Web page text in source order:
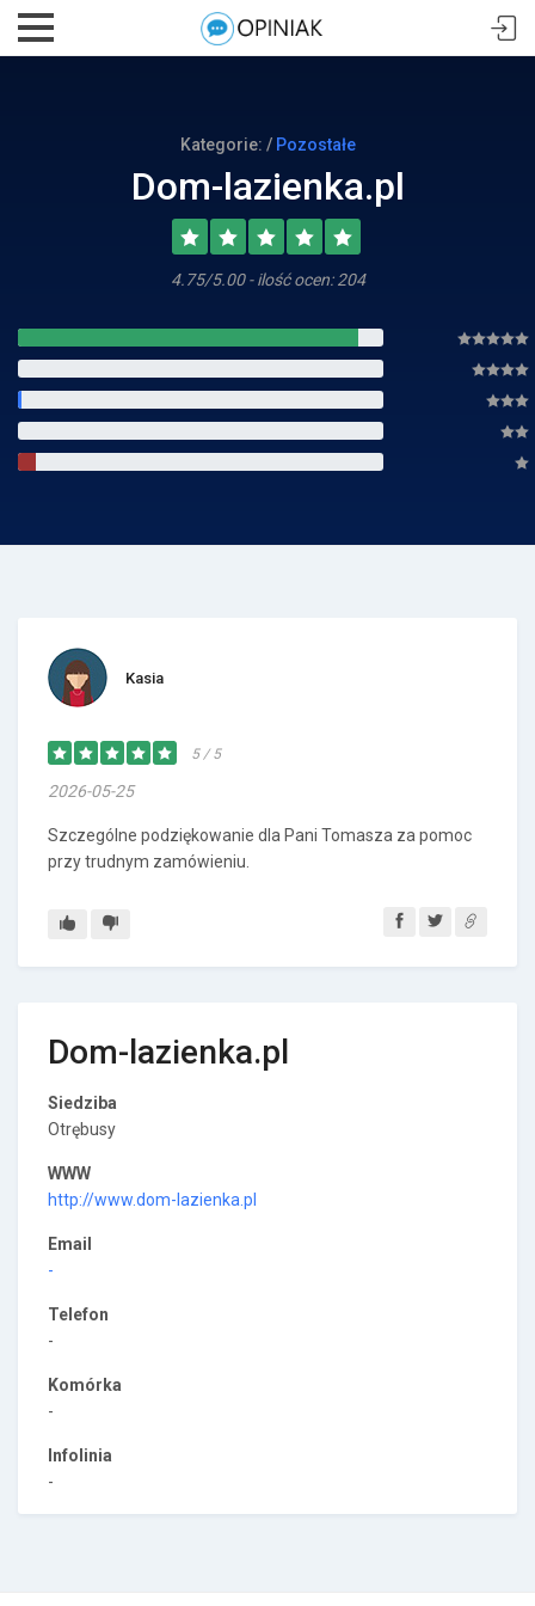
Kategorie: / Pozostałe
Dom-lazienka.pl
4.75/5.00 - ilość ocen: 204
Kasia
5 / 5
2026-05-25
Szczególne podziękowanie dla Pani Tomasza za pomoc
przy trudnym zamówieniu.
Dom-lazienka.pl
Siedziba
Otrębusy
WWW
http://www.dom-lazienka.pl
Email
-
Telefon
-
Komórka
-
Infolinia
-